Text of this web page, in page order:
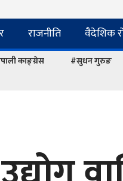
राजनीति वैदेशिक
काङ्ग्रेस #सुधन गुरुङ